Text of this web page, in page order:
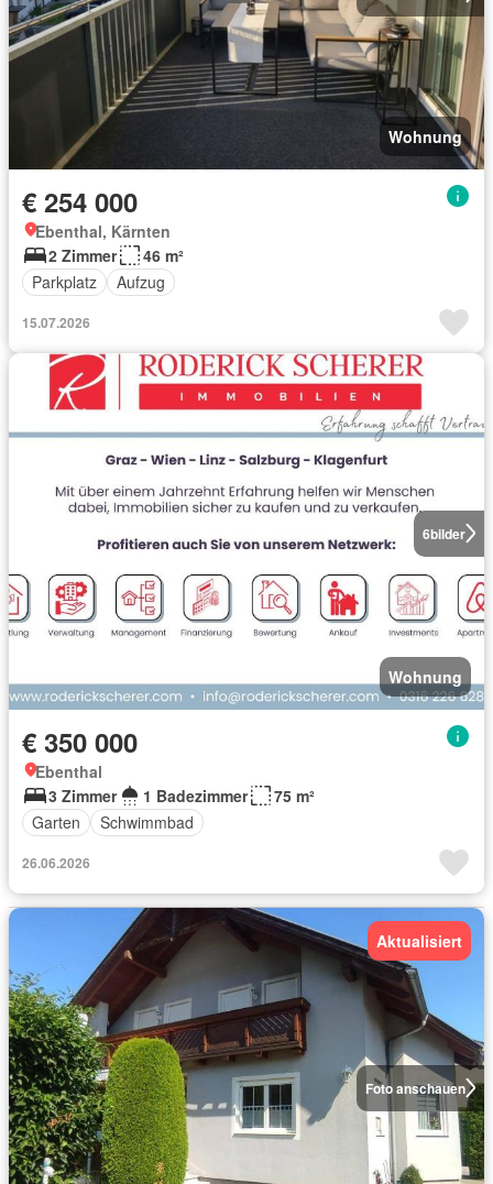
Wohnung
€ 254 000
Ebenthal, Kärnten
2 Zimmer
46 m²
Parkplatz
Aufzug
15.07.2026
6bilder
Wohnung
€ 350 000
Ebenthal
3 Zimmer
1 Badezimmer
75 m²
Garten
Schwimmbad
26.06.2026
Foto anschauen
Aktualisiert